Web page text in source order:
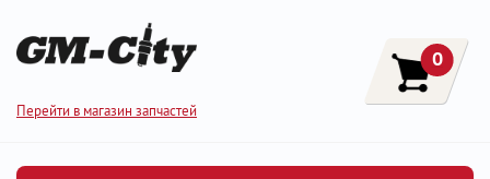
Перейти в магазин запчастей
0